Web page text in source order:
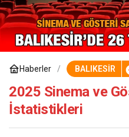
Haberler BALIKESİR
2025 Sinema ve
İstatistikleri